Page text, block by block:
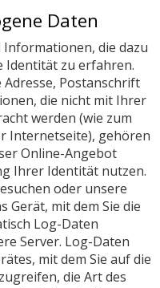
Daten
die dazu
Identität zu erfahren.
Postanschrift
die nicht mit Ihrer
werden (wie zum
Internetseite), gehören
Online-Angebot
Ihrer Identität nutzen.
oder unsere
Gerät, mit dem Sie die
Log-Daten
Server. Log-Daten
mit dem Sie auf die
die Art des